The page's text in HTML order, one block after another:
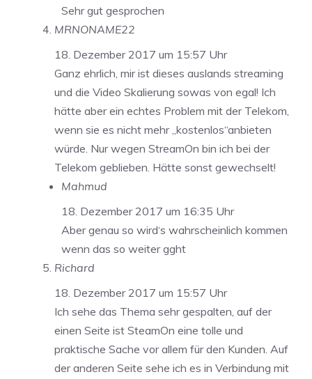
Sehr gut gesprochen
MRNONAME22
18. Dezember 2017 um 15:57 Uhr
Ganz ehrlich, mir ist dieses auslands streaming
und die Video Skalierung sowas von egal! Ich
hätte aber ein echtes Problem mit der Telekom,
wenn sie es nicht mehr „kostenlos“anbieten
würde. Nur wegen StreamOn bin ich bei der
Telekom geblieben. Hätte sonst gewechselt!
Mahmud
18. Dezember 2017 um 16:35 Uhr
Aber genau so wird‘s wahrscheinlich kommen
wenn das so weiter gght
Richard
18. Dezember 2017 um 15:57 Uhr
Ich sehe das Thema sehr gespalten, auf der
einen Seite ist SteamOn eine tolle und
praktische Sache vor allem für den Kunden. Auf
der anderen Seite sehe ich es in Verbindung mit